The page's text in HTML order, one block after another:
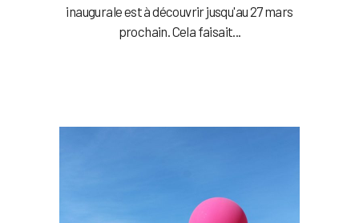
inaugurale est à découvrir jusqu'au 27 mars
prochain. Cela faisait...